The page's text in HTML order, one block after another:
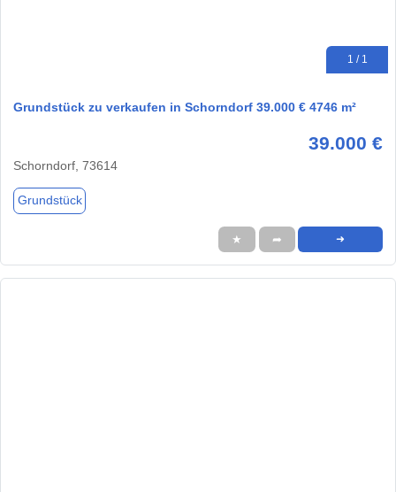
1 / 1
Grundstück zu verkaufen in Schorndorf 39.000 € 4746 m²
39.000 €
Schorndorf, 73614
Grundstück
★ ➦ ➜